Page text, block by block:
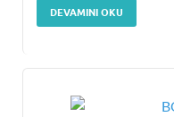
DEVAMINI OKU